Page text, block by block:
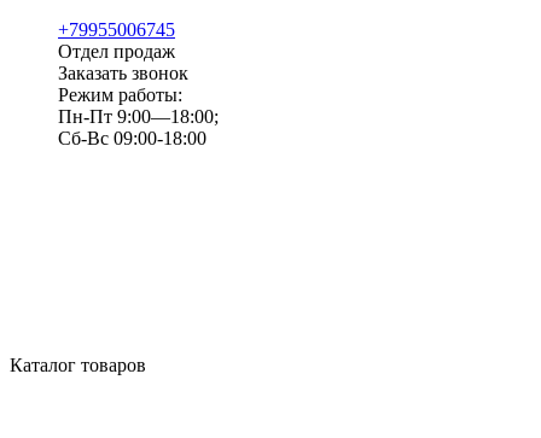
+79955006745
Отдел продаж
Заказать звонок
Режим работы:
Пн-Пт 9:00—18:00;
Сб-Вс 09:00-18:00
Каталог товаров